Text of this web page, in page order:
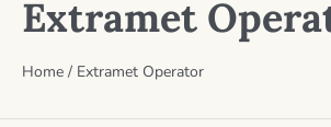
Extramet
Home / Extramet Operator